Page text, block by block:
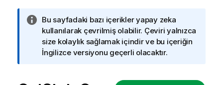
Bu sayfadaki bazı içerikler yapay zeka
kullanılarak çevrilmiş olabilir. Çeviri yalnızca
size kolaylık sağlamak içindir ve bu içeriğin
İngilizce versiyonu geçerli olacaktır.